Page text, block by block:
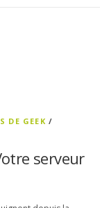
DE GEEK /
serveur